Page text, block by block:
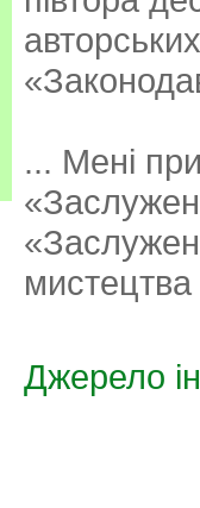
... Мені
мистецтва
Джерело